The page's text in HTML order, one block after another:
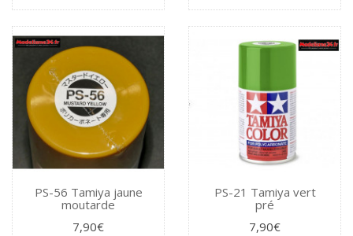
PS-56 Tamiya jaune
moutarde
7,90€
PS-21 Tamiya vert
pré
7,90€